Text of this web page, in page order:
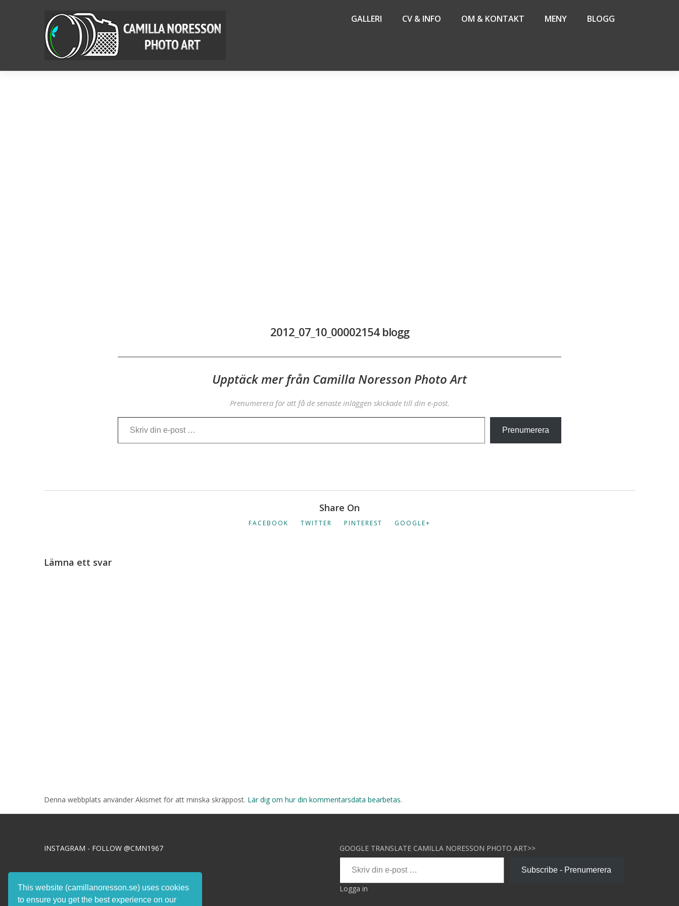
GALLERI CV & INFO OM & KONTAKT MENY BLOGG
2012_07_10_00002154 blogg
Upptäck mer från Camilla Noresson Photo Art
Prenumerera för att få de senaste inläggen skickade till din e-post.
Skriv din e-post …
Prenumerera
Share On
FACEBOOK TWITTER PINTEREST GOOGLE+
Lämna ett svar
Denna webbplats använder Akismet för att minska skräppost. Lär dig om hur din kommentarsdata bearbetas.
INSTAGRAM - FOLLOW @CMN1967
GOOGLE TRANSLATE CAMILLA NORESSON PHOTO ART>>
Skriv din e-post …
Subscribe - Prenumerera
Integritets- & Cookiepolicy >> Logga in
This website (camillanoresson.se) uses cookies
to ensure you get the best experience on our